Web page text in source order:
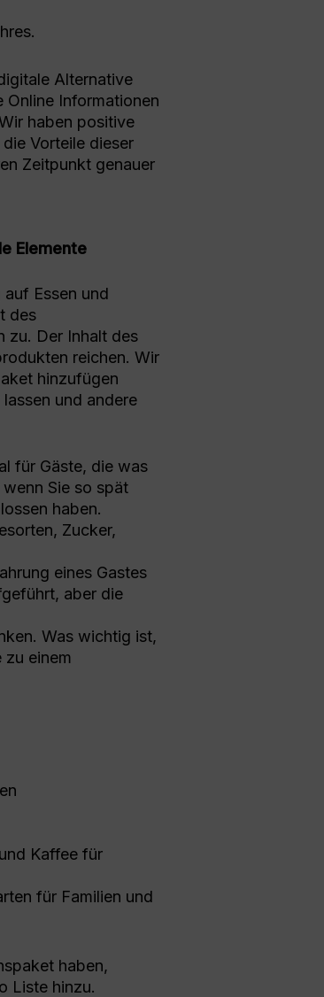
Alternative
Online Informationen
haben positive
Vorteile dieser
Zeitpunkt genauer
Elemente
Essen und
des
zu. Der Inhalt des
reichen. Wir
hinzufügen
und andere
für Gäste, die was
Sie so spät
haben.
Zucker,
eines Gastes
aber die
Was wichtig ist,
einem
Kaffee für
für Familien und
haben,
Liste hinzu.